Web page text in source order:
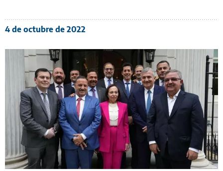
4 de octubre de 2022